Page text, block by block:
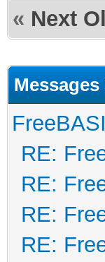
« Next
RE:
RE:
RE:
RE: